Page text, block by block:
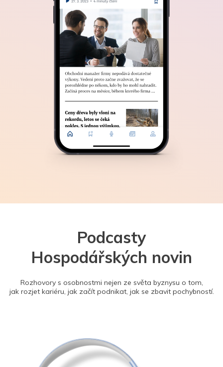
Podcasty
Hospodářských novin
Rozhovory s osobnostmi nejen ze světa byznysu o tom,
jak rozjet kariéru, jak začít podnikat, jak se zbavit pochybností.